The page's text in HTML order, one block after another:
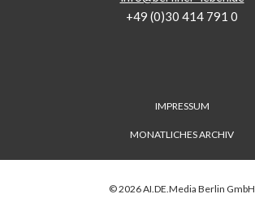
+49 (0)30 414 791 0
IMPRESSUM
MONATLICHES ARCHIV
©2026AI.DE.Media Berlin GmbH